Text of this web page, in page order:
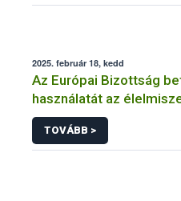
2025. február 18, kedd
Az Európai Bizottság
használatát az
anyagokban
TOVÁBB >